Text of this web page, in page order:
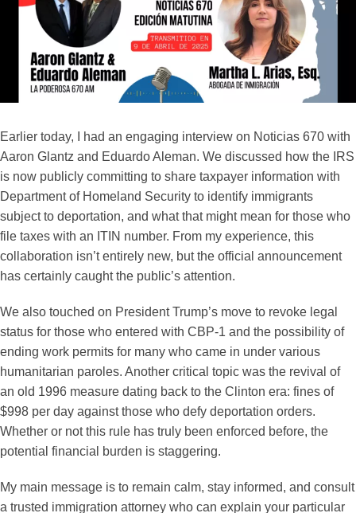
Earlier today, I had an engaging interview on Noticias 670 with
Aaron Glantz and Eduardo Aleman. We discussed how the IRS
is now publicly committing to share taxpayer information with
Department of Homeland Security to identify immigrants
subject to deportation, and what that might mean for those who
file taxes with an ITIN number. From my experience, this
collaboration isn’t entirely new, but the official announcement
has certainly caught the public’s attention.
We also touched on President Trump’s move to revoke legal
status for those who entered with CBP-1 and the possibility of
ending work permits for many who came in under various
humanitarian paroles. Another critical topic was the revival of
an old 1996 measure dating back to the Clinton era: fines of
$998 per day against those who defy deportation orders.
Whether or not this rule has truly been enforced before, the
potential financial burden is staggering.
My main message is to remain calm, stay informed, and consult
a trusted immigration attorney who can explain your particular